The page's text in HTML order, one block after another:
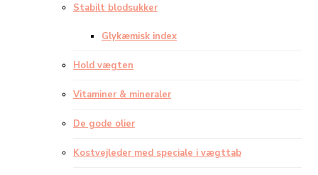
Stabilt blodsukker
Glykæmisk index
Hold vægten
Vitaminer & mineraler
De gode olier
Kostvejleder med speciale i vægttab